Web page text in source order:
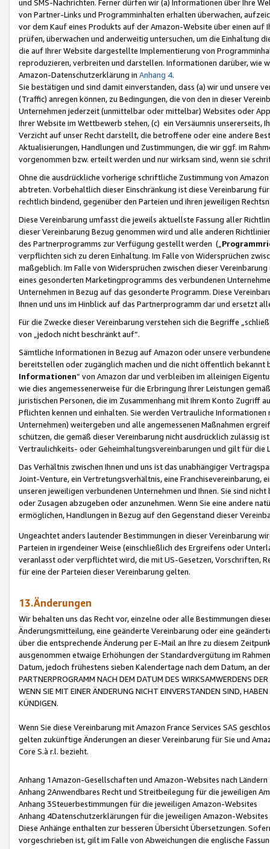
und SMS-Nachrichten. Ferner dürfen wir (a) Informationen über Ihre
von Partner-Links und Programminhalten erhalten überwachen,
vor dem Kauf eines Produkts auf der Amazon-Website über einen
prüfen, überwachen und anderweitig untersuchen, um die Einhaltung
die auf Ihrer Website dargestellte Implementierung von
reproduzieren, verbreiten und darstellen. Informationen darüber, wie
Amazon-Datenschutzerklärung in Anhang 4.
Sie bestätigen und sind damit einverstanden, dass (a) wir und
(Traffic) anregen können, zu Bedingungen, die von den in dieser
Unternehmen jederzeit (unmittelbar oder mittelbar) Websites oder
Ihrer Website im Wettbewerb stehen, (c) ein Versäumnis unsererseits,
Verzicht auf unser Recht darstellt, die betroffene oder eine andere
Aktualisierungen, Handlungen und Zustimmungen, die wir ggf. im
vorgenommen bzw. erteilt werden und nur wirksam sind, wenn sie
Ohne die ausdrückliche vorherige schriftliche Zustimmung von
abtreten. Vorbehaltlich dieser Einschränkung ist diese Vereinbarung
rechtlich bindend, gegenüber den Parteien und ihren jeweiligen
Diese Vereinbarung umfasst die jeweils aktuellste Fassung aller
dieser Vereinbarung Bezug genommen wird und alle anderen
des Partnerprogramms zur Verfügung gestellt werden („
verpflichten sich zu deren Einhaltung. Im Falle von Widersprüchen
maßgeblich. Im Falle von Widersprüchen zwischen dieser
eines gesonderten Marketingprogramms des verbundenen
Unternehmen in Bezug auf das gesonderte Programm. Diese
Ihnen und uns im Hinblick auf das Partnerprogramm dar und ersetzt
Für die Zwecke dieser Vereinbarung verstehen sich die Begriffe
von „jedoch nicht beschränkt auf“.
Sämtliche Informationen in Bezug auf Amazon oder unsere
bereitstellen oder zugänglich machen und die nicht öffentlich
Informationen“ von Amazon dar und verbleiben im alleinigen
wie dies angemessenerweise für die Erbringung Ihrer Leistungen
juristischen Personen, die im Zusammenhang mit Ihrem Konto
Pflichten kennen und einhalten. Sie werden Vertrauliche
Unternehmen) weitergeben und alle angemessenen Maßnahmen
schützen, die gemäß dieser Vereinbarung nicht ausdrücklich zulässig
Vertraulichkeits- oder Geheimhaltungsvereinbarungen und gilt für die
Das Verhältnis zwischen Ihnen und uns ist das unabhängiger
Joint-Venture, ein Vertretungsverhältnis, eine Franchisevereinbarung,
unseren jeweiligen verbundenen Unternehmen und Ihnen. Sie sind
oder Zusagen abzugeben oder anzunehmen. Wenn Sie eine andere
ermöglichen, Handlungen in Bezug auf den Gegenstand dieser
Ungeachtet anders lautender Bestimmungen in dieser Vereinbarung
Parteien in irgendeiner Weise (einschließlich des Ergreifens oder
veranlasst oder verpflichtet wird, die mit US-Gesetzen, Vorschriften,
für eine der Parteien dieser Vereinbarung gelten.
13.Änderungen
Wir behalten uns das Recht vor, einzelne oder alle Bestimmungen
Änderungsmitteilung, eine geänderte Vereinbarung oder eine
über die entsprechende Änderung per E-Mail an Ihre zu diesem
ausgenommen etwaige Erhöhungen der Standardvergütung im
Datum, jedoch frühestens sieben Kalendertage nach dem Datum, an
PARTNERPROGRAMM NACH DEM DATUM DES WIRKSAMWERDENS
WENN SIE MIT EINER ÄNDERUNG NICHT EINVERSTANDEN SIND,
KÜNDIGEN.
Wenn Sie diese Vereinbarung mit Amazon France Services SAS
gelten zukünftige Änderungen an dieser Vereinbarung für Sie und
Core S.à r.l. bezieht.
Anhang 1Amazon-Gesellschaften und Amazon-Websites nach Ländern
Anhang 2Anwendbares Recht und Streitbeilegung für die jeweiligen
Anhang 3Steuerbestimmungen für die jeweiligen Amazon-Websites
Anhang 4Datenschutzerklärungen für die jeweiligen Amazon-Websites
Diese Anhänge enthalten zur besseren Übersicht Übersetzungen.
vorgeschrieben ist, gilt im Falle von Abweichungen die englische